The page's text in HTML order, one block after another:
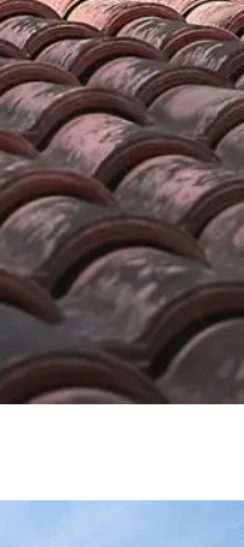
.
en
et
Couvreur
prestations
Si vous envisagez de
Angoustrine Villeneuve
vos projets à
la ville de Angoustrine
couverture vous
un tarif défiant toute
revêtement toiture :
nous pouvons nous en
compétences à votre
travaux ; nous